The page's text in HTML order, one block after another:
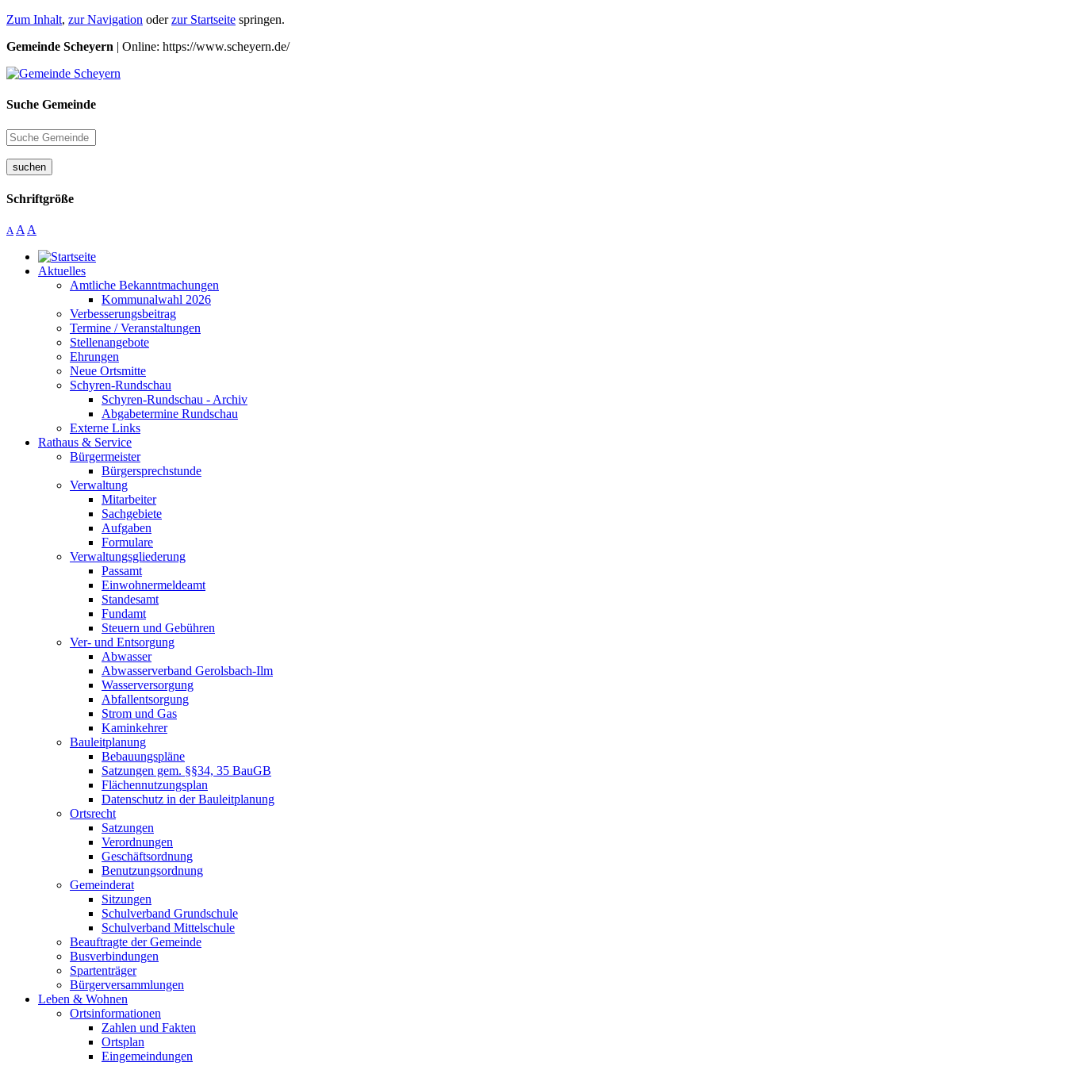
Zum Inhalt, zur Navigation oderzur Startseite springen.
Gemeinde Scheyern | Online: https://www.scheyern.de/
Suche Gemeinde
suchen
Schriftgröße
A A A
Aktuelles
Amtliche Bekanntmachungen
Kommunalwahl 2026
Verbesserungsbeitrag
Termine / Veranstaltungen
Stellenangebote
Ehrungen
Neue Ortsmitte
Schyren-Rundschau
Schyren-Rundschau - Archiv
Abgabetermine Rundschau
Externe Links
Rathaus & Service
Bürgermeister
Bürgersprechstunde
Verwaltung
Mitarbeiter
Sachgebiete
Aufgaben
Formulare
Verwaltungsgliederung
Passamt
Einwohnermeldeamt
Standesamt
Fundamt
Steuern und Gebühren
Ver- und Entsorgung
Abwasser
Abwasserverband Gerolsbach-Ilm
Wasserversorgung
Abfallentsorgung
Strom und Gas
Kaminkehrer
Bauleitplanung
Bebauungspläne
Satzungen gem. §§34, 35 BauGB
Flächennutzungsplan
Datenschutz in der Bauleitplanung
Ortsrecht
Satzungen
Verordnungen
Geschäftsordnung
Benutzungsordnung
Gemeinderat
Sitzungen
Schulverband Grundschule
Schulverband Mittelschule
Beauftragte der Gemeinde
Busverbindungen
Spartenträger
Bürgerversammlungen
Leben & Wohnen
Ortsinformationen
Zahlen und Fakten
Ortsplan
Eingemeindungen